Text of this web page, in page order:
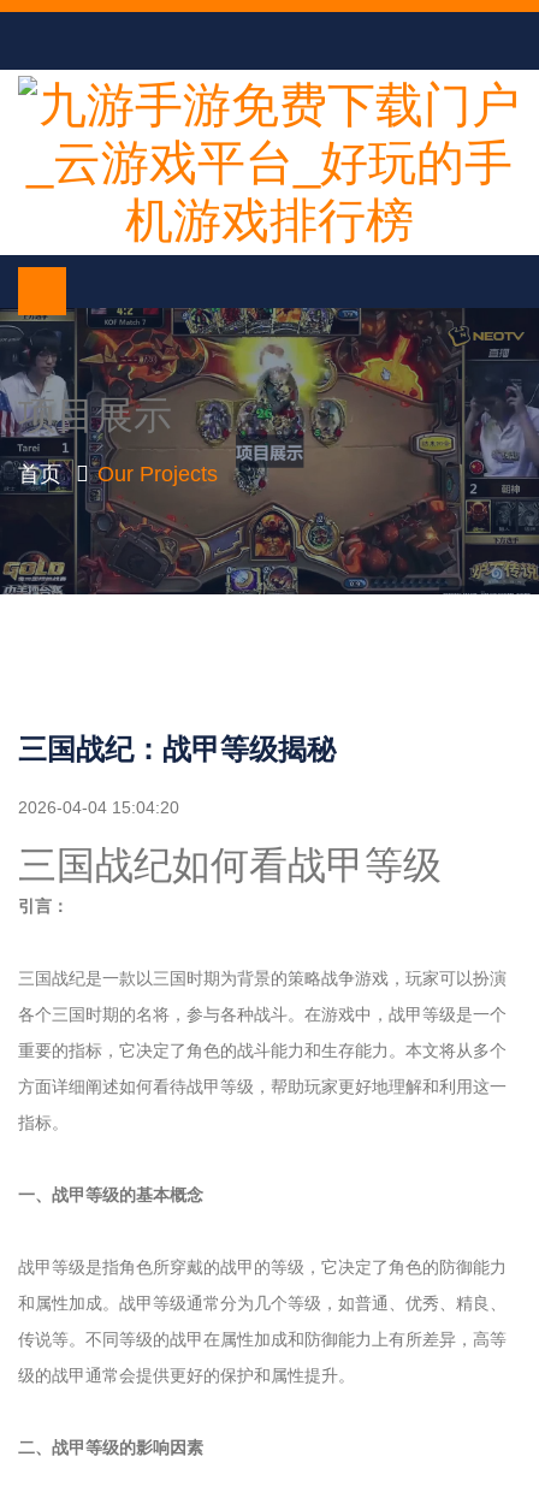
项目展示
首页 Our Projects
三国战纪：战甲等级揭秘
2026-04-04 15:04:20
三国战纪如何看战甲等级
引言：
三国战纪是一款以三国时期为背景的策略战争游戏，玩家可以扮演
各个三国时期的名将，参与各种战斗。在游戏中，战甲等级是一个
重要的指标，它决定了角色的战斗能力和生存能力。本文将从多个
方面详细阐述如何看待战甲等级，帮助玩家更好地理解和利用这一
指标。
一、战甲等级的基本概念
战甲等级是指角色所穿戴的战甲的等级，它决定了角色的防御能力
和属性加成。战甲等级通常分为几个等级，如普通、优秀、精良、
传说等。不同等级的战甲在属性加成和防御能力上有所差异，高等
级的战甲通常会提供更好的保护和属性提升。
二、战甲等级的影响因素